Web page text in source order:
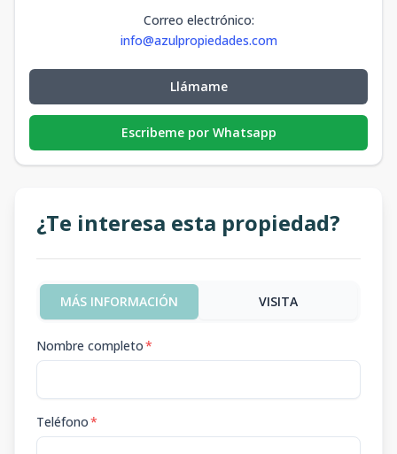
Correo electrónico:
info@azulpropiedades.com
Llámame
Escribeme por Whatsapp
¿Te interesa esta propiedad?
MÁS INFORMACIÓN VISITA
Nombre completo*
Teléfono*